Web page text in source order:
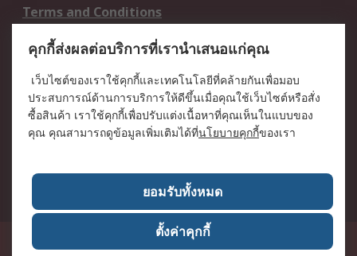
Terms and Conditions
เกี่ยวกับ RS / About RS
RS ทั่วโลก / RS
Worldwide
ข่าวประชาสัมพันธ์ / Press
Centre
บริษัทในเครือ RS /
วิธีการชำระเงิน /
เกี่ยวกับ RS / About RS
อาชีพที่ RS / Careers
50 GMM Grammy Place, 19th Floor, Unit 1901-1904, Sukhumvit 21 Road
(Asoke), Klongtoey Nua, Wattana, Bangkok, Thailand 10110RS
คุกกี้ส่งผลต่อบริการที่เรานำเสนอแก่คุณ
เว็บไซต์ของเราใช้คุกกี้และเทคโนโลยีที่คล้ายกันเพื่อมอบ
ประสบการณ์ด้านการบริการให้ดีขึ้นเมื่อคุณใช้เว็บไซต์หรือสั่ง
ซื้อสินค้า เราใช้คุกกี้เพื่อปรับแต่งเนื้อหาที่คุณเห็นในแบบของ
คุณ คุณสามารถดูข้อมูลเพิ่มเติมได้ที่นโยบายคุกกี้ของเรา
ยอมรับทั้งหมด
ตั้งค่าคุกกี้